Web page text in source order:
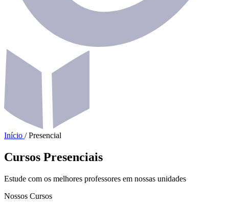
Início / Presencial
Cursos Presenciais
Estude com os melhores professores em nossas unidades
Nossos Cursos